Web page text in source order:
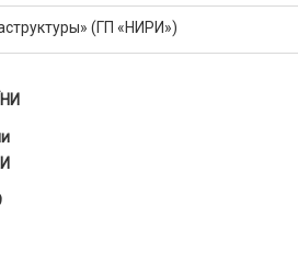
(ГП «НИРИ»)